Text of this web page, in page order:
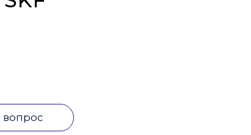
вопрос